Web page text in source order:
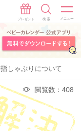
指しゃぶりについて
閲覧数：408